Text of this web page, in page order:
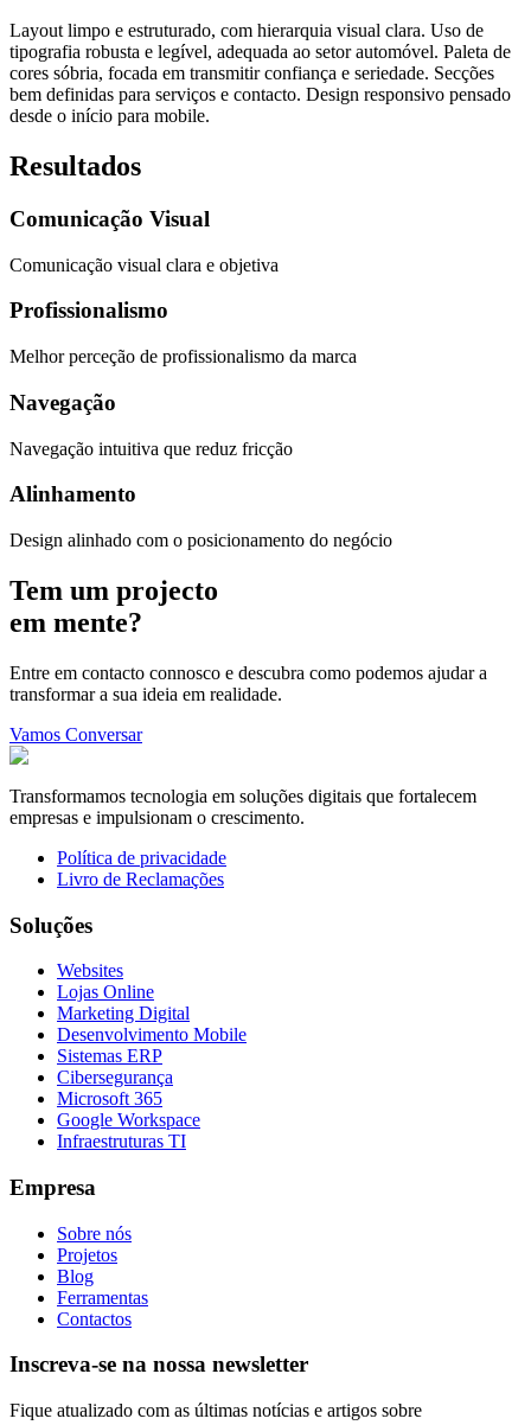
Layout limpo e estruturado, com hierarquia visual clara. Uso de
tipografia robusta e legível, adequada ao setor automóvel. Paleta de
cores sóbria, focada em transmitir confiança e seriedade. Secções
bem definidas para serviços e contacto. Design responsivo pensado
desde o início para mobile.
Resultados
Comunicação Visual
Comunicação visual clara e objetiva
Profissionalismo
Melhor perceção de profissionalismo da marca
Navegação
Navegação intuitiva que reduz fricção
Alinhamento
Design alinhado com o posicionamento do negócio
Tem um projecto
em mente?
Entre em contacto connosco e descubra como podemos ajudar a
transformar a sua ideia em realidade.
Vamos Conversar
Transformamos tecnologia em soluções digitais que fortalecem
empresas e impulsionam o crescimento.
Política de privacidade
Livro de Reclamações
Soluções
Websites
Lojas Online
Marketing Digital
Desenvolvimento Mobile
Sistemas ERP
Cibersegurança
Microsoft 365
Google Workspace
Infraestruturas TI
Empresa
Sobre nós
Projetos
Blog
Ferramentas
Contactos
Inscreva-se na nossa newsletter
Fique atualizado com as últimas notícias e artigos sobre